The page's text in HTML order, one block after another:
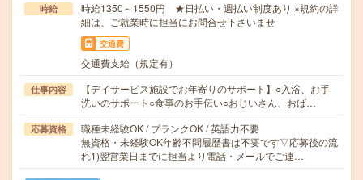
時給
時給1350～1550円 ★日払い・週払い制度あり ※規約の詳
細は、ご就業時に担当にお問合せ下さいませ
交通費
交通費支給（規定有）
仕事内容
【デイサービス施設でお年寄りのサポート】○入浴、お手
洗いのサポート○食事のお手伝い○おじいさん、おば…
応募資格
職種未経験OK / ブランクOK / 英語力不要
無資格・未経験OK年齢不問履歴書は不要です▽応募後の流
れ1)翌営業日までに担当より電話・メールでご連…